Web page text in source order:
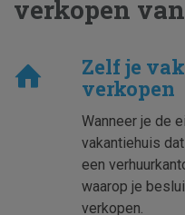
verkopen
Zelf je
verkopen
Wanneer je de
vakantiehuis
een
waarop je
verkopen.